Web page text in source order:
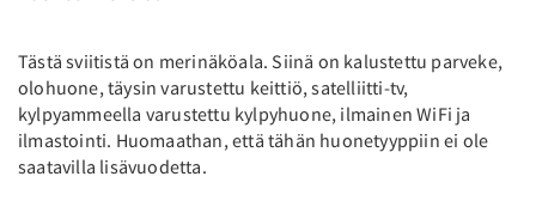
Tästä sviitistä on merinäköala. Siinä on kalustettu parveke,
olohuone, täysin varustettu keittiö, satelliitti-tv,
kylpyammeella varustettu kylpyhuone, ilmainen WiFi ja
ilmastointi. Huomaathan, että tähän huonetyyppiin ei ole
saatavilla lisävuodetta.